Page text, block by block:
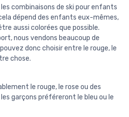
les combinaisons de ski pour enfants
dépend des enfants eux-mêmes,
aussi colorées que possible.
nous vendons beaucoup de
donc choisir entre le rouge, le
chose.
le rouge, le rose ou des
garçons préféreront le bleu ou le